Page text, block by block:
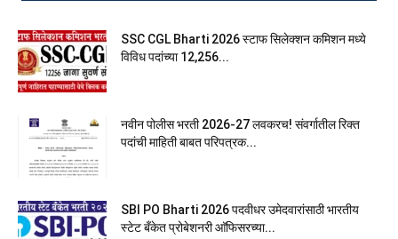
SSC CGL Bharti 2026 स्टाफ सिलेक्शन कमिशन मध्ये
विविध पदांच्या 12,256...
नवीन पोलीस भरती 2026-27 लवकरच! संवर्गातील रिक्त
पदांची माहिती बाबत परिपत्रक...
SBI PO Bharti 2026 पदवीधर उमेदवारांसाठी भारतीय
स्टेट बँकेत प्रोबेशनरी आ‍ॅफिसरच्या...